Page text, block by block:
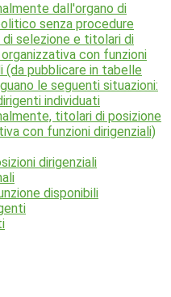
dall'organo di
senza procedure
di selezione e titolari di
con funzioni
(da pubblicare in tabelle
le seguenti situazioni:
individuati
titolari di posizione
con funzioni dirigenziali)
dirigenziali
disponibili